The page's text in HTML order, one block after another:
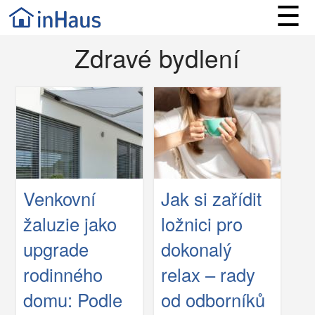
☰
Zdravé bydlení
Venkovní
žaluzie jako
upgrade
rodinného
domu: Podle
Jak si zařídit
ložnici pro
dokonalý
relax – rady
od odborníků